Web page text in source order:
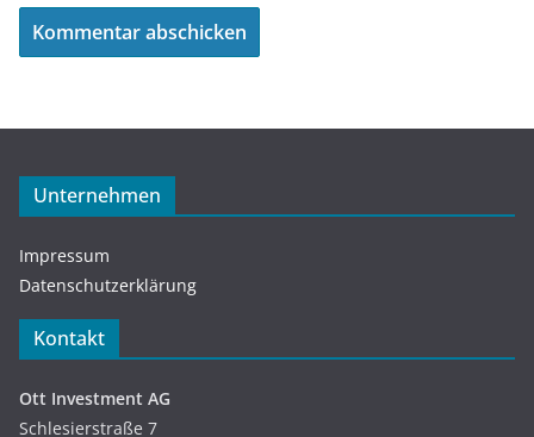
Unternehmen
Impressum
Datenschutzerklärung
Kontakt
Ott Investment AG
Schlesierstraße 7